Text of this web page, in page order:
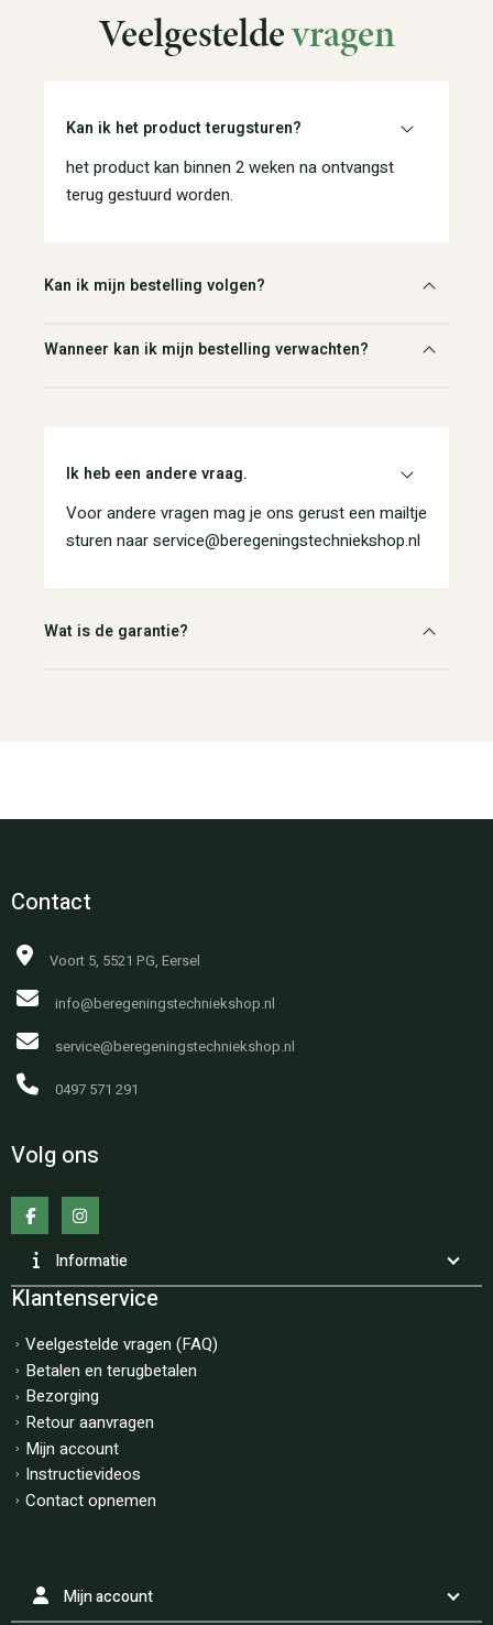
Veelgesteldevragen
Kan ik het product terugsturen?
het product kan binnen 2 weken na ontvangst
terug gestuurd worden.
Kan ik mijn bestelling volgen?
Wanneer kan ik mijn bestelling verwachten?
Ik heb een andere vraag.
Voor andere vragen mag je ons gerust een mailtje
sturen naar service@beregeningstechniekshop.nl
Wat is de garantie?
Contact
Voort 5, 5521 PG, Eersel
info@beregeningstechniekshop.nl
service@beregeningstechniekshop.nl
0497 571 291
Volg ons
Informatie
Klantenservice
Veelgestelde vragen (FAQ)
Betalen en terugbetalen
Bezorging
Retour aanvragen
Mijn account
Instructievideos
Contact opnemen
Mijn account